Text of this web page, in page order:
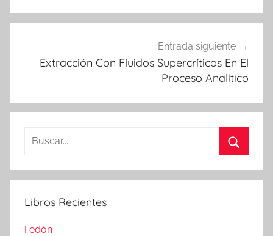
Entrada siguiente
Extracción Con Fluidos Supercríticos En El
Proceso Analítico
Buscar:
Libros Recientes
Fedón